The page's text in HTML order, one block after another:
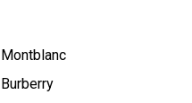
Montblanc
Burberry